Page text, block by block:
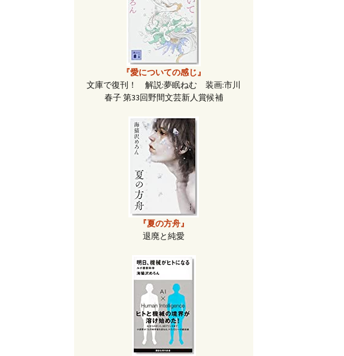
『愛についての感じ』
文庫で復刊！ 解説:夢眠ねむ 装画:市川
春子 第33回野間文芸新人賞候補
『夏の方舟』
退廃と純愛